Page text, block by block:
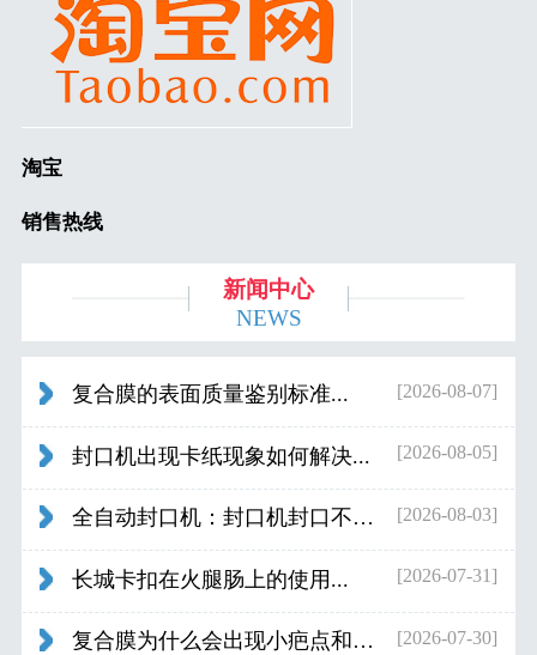
淘宝
销售热线
新闻中心
NEWS
复合膜的表面质量鉴别标准... [2026-08-07]
封口机出现卡纸现象如何解决... [2026-08-05]
全自动封口机：封口机封口不好应检查什... [2026-08-03]
长城卡扣在火腿肠上的使用... [2026-07-31]
复合膜为什么会出现小疤点和波浪纹... [2026-07-30]